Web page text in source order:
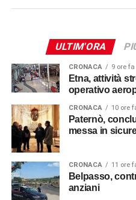
ULTIM'ORA
CRONACA 9 ore fa
Etna, attività
operativo
CRONACA 10 ore
Paternò,
messa in
CRONACA 11 ore
Belpasso,
anziani